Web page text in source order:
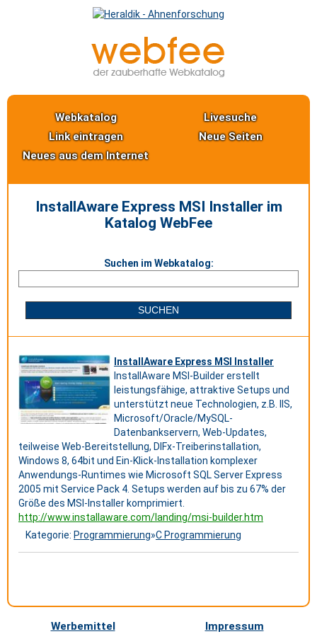
Webkatalog
Livesuche
Link eintragen
Neue Seiten
Neues aus dem Internet
InstallAware Express MSI Installer im
Katalog WebFee
Suchen im Webkatalog:
InstallAware Express MSI Installer
InstallAware MSI-Builder erstellt
leistungsfähige, attraktive Setups und
unterstützt neue Technologien, z.B. IIS,
Microsoft/Oracle/MySQL-
Datenbankservern, Web-Updates,
teilweise Web-Bereitstellung, DIFx-Treiberinstallation,
Windows 8, 64bit und Ein-Klick-Installation komplexer
Anwendungs-Runtimes wie Microsoft SQL Server Express
2005 mit Service Pack 4. Setups werden auf bis zu 67% der
Größe des MSI-Installer komprimiert.
http://www.installaware.com/landing/msi-builder.htm
Kategorie: Programmierung»C Programmierung
Werbemittel Impressum